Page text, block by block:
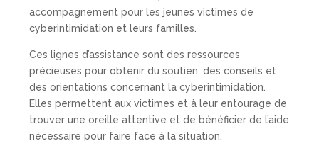
accompagnement pour les jeunes victimes de
cyberintimidation et leurs familles.
Ces lignes d’assistance sont des ressources
précieuses pour obtenir du soutien, des conseils et
des orientations concernant la cyberintimidation.
Elles permettent aux victimes et à leur entourage de
trouver une oreille attentive et de bénéficier de l’aide
nécessaire pour faire face à la situation.